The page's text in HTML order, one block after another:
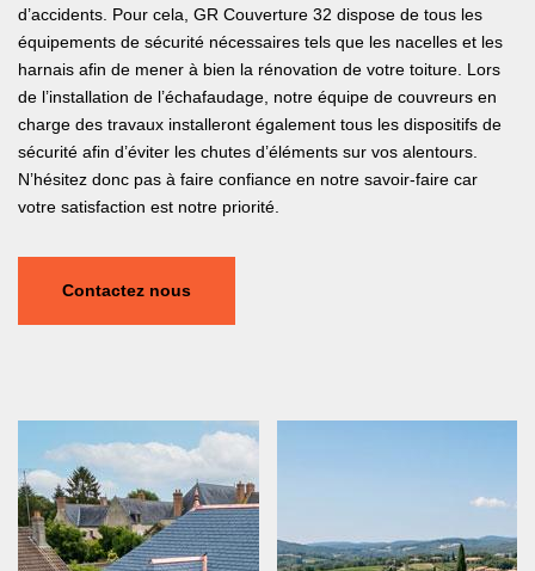
d’accidents. Pour cela, GR Couverture 32 dispose de tous les
équipements de sécurité nécessaires tels que les nacelles et les
harnais afin de mener à bien la rénovation de votre toiture. Lors
de l’installation de l’échafaudage, notre équipe de couvreurs en
charge des travaux installeront également tous les dispositifs de
sécurité afin d’éviter les chutes d’éléments sur vos alentours.
N’hésitez donc pas à faire confiance en notre savoir-faire car
votre satisfaction est notre priorité.
Contactez nous